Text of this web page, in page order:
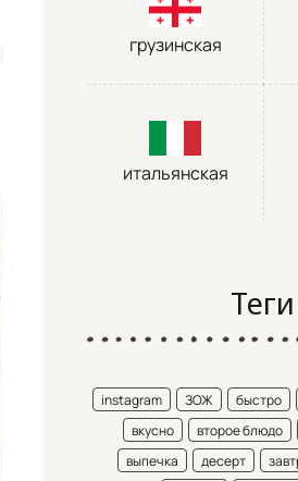
грузинская
итальянская
Теги
instagram ЗОЖ быстро
вкусно
второе блюдо
выпечка
десерт